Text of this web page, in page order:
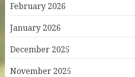
February 2026
January 2026
December 2025
November 2025